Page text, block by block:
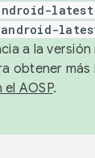
android-
a la
obtener
AOSP.